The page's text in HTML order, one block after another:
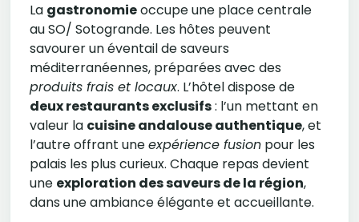
La gastronomieoccupe une place centrale
au SO/ Sotogrande. Les hôtes peuvent
savourer un éventail de saveurs
méditerranéennes, préparées avec des
produits frais et locaux. L’hôtel dispose de
deux restaurants exclusifs: l’un mettant en
valeur la cuisine andalouse authentique, et
l’autre offrant uneexpérience fusion pour les
palais les plus curieux. Chaque repas devient
une exploration des saveurs de la région,
dans une ambiance élégante et accueillante.